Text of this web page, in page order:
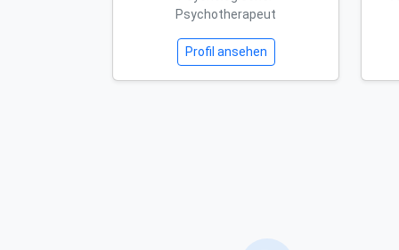
Psychotherapeut
Profil ansehen